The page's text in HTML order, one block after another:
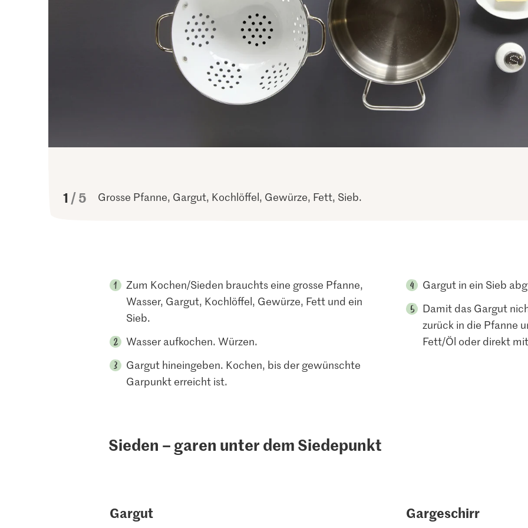
1 von
5 Grosse Pfanne, Gargut, Kochlöffel, Gewürze, Fett, Sieb.
Zum Kochen/Sieden brauchts eine grosse Pfanne,
Wasser, Gargut, Kochlöffel, Gewürze, Fett und ein
Sieb.
Wasser aufkochen. Würzen.
Gargut hineingeben. Kochen, bis der gewünschte
Garpunkt erreicht ist.
Gargut in ein Sieb
Damit das Gargut
zurück in die Pfanne
Fett/Öl oder direkt
Sieden – garen unter dem Siedepunkt
Gargut Gargeschirr